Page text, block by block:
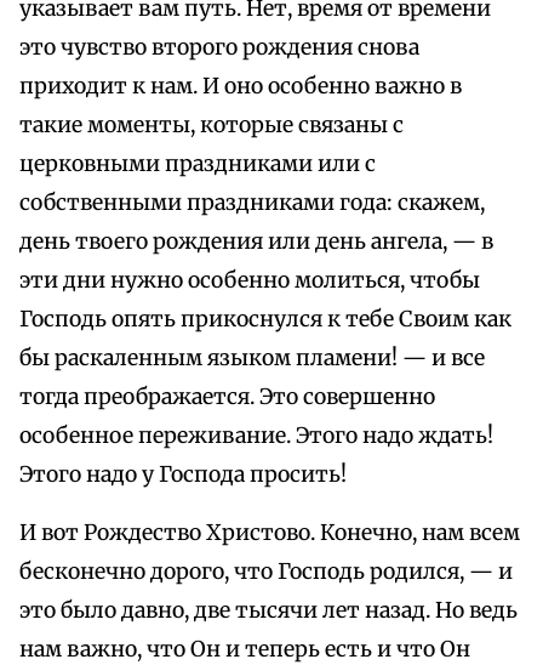
указывает вам путь. Нет, время от времени
это чувство второго рождения снова
приходит к нам. И оно особенно важно в
такие моменты, которые связаны с
церковными праздниками или с
собственными праздниками года: скажем,
день твоего рождения или день ангела, — в
эти дни нужно особенно молиться, чтобы
Господь опять прикоснулся к тебе Своим как
бы раскаленным языком пламени! — и все
тогда преображается. Это совершенно
особенное переживание. Этого надо ждать!
Этого надо у Господа просить!
И вот Рождество Христово. Конечно, нам всем
бесконечно дорого, что Господь родился, — и
это было давно, две тысячи лет назад. Но ведь
нам важно, что Он и теперь есть и что Он